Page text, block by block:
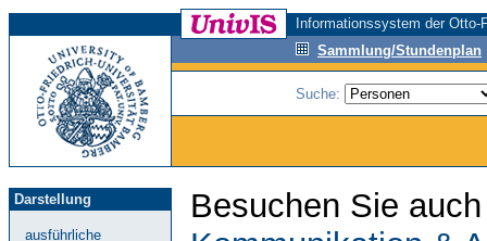
Informationssystem der
Sammlung/Stundenplan
Suche:
Darstellung
ausführliche
Besuchen Sie